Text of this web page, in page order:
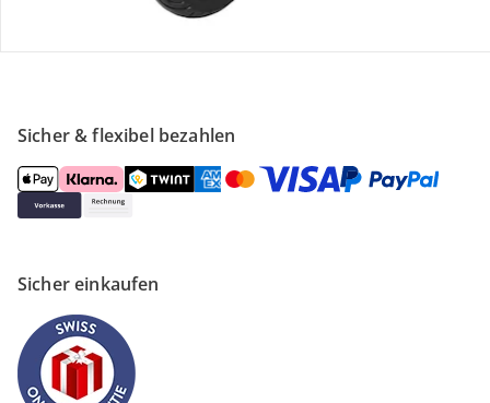
Sicher & flexibel bezahlen
Sicher einkaufen